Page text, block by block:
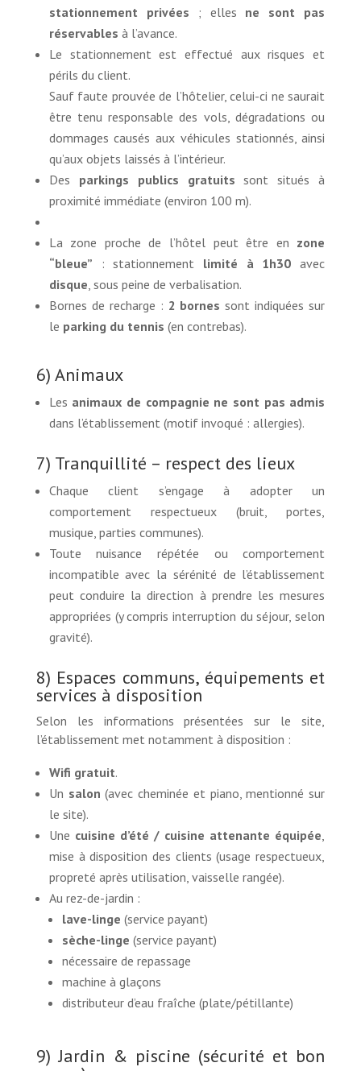
stationnement privées ; elles ne sont pas
réservables à l’avance.
Le stationnement est effectué aux risques et
périls du client.
Sauf faute prouvée de l’hôtelier, celui-ci ne saurait
être tenu responsable des vols, dégradations ou
dommages causés aux véhicules stationnés, ainsi
qu’aux objets laissés à l’intérieur.
Des parkings publics gratuits sont situés à
proximité immédiate (environ 100 m).
La zone proche de l’hôtel peut être en zone
“bleue” : stationnement limité à 1h30 avec
disque, sous peine de verbalisation.
Bornes de recharge : 2 bornes sont indiquées sur
le parking du tennis (en contrebas).
6) Animaux
Les animaux de compagnie ne sont pas admis
dans l’établissement (motif invoqué : allergies).
7) Tranquillité – respect des lieux
Chaque client s’engage à adopter un
comportement respectueux (bruit, portes,
musique, parties communes).
Toute nuisance répétée ou comportement
incompatible avec la sérénité de l’établissement
peut conduire la direction à prendre les mesures
appropriées (y compris interruption du séjour, selon
gravité).
8) Espaces communs, équipements et
services à disposition
Selon les informations présentées sur le site,
l’établissement met notamment à disposition :
Wifi gratuit.
Un salon (avec cheminée et piano, mentionné sur
le site).
Une cuisine d’été / cuisine attenante équipée,
mise à disposition des clients (usage respectueux,
propreté après utilisation, vaisselle rangée).
Au rez-de-jardin :
lave-linge (service payant)
sèche-linge (service payant)
nécessaire de repassage
machine à glaçons
distributeur d’eau fraîche (plate/pétillante)
9) Jardin & piscine (sécurité et bon